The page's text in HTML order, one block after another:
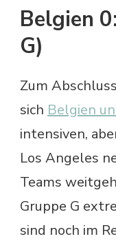
Belgien
G)
Zum
sich Belgien
intensiven,
Los Angeles
Teams
Gruppe G
sind noch im